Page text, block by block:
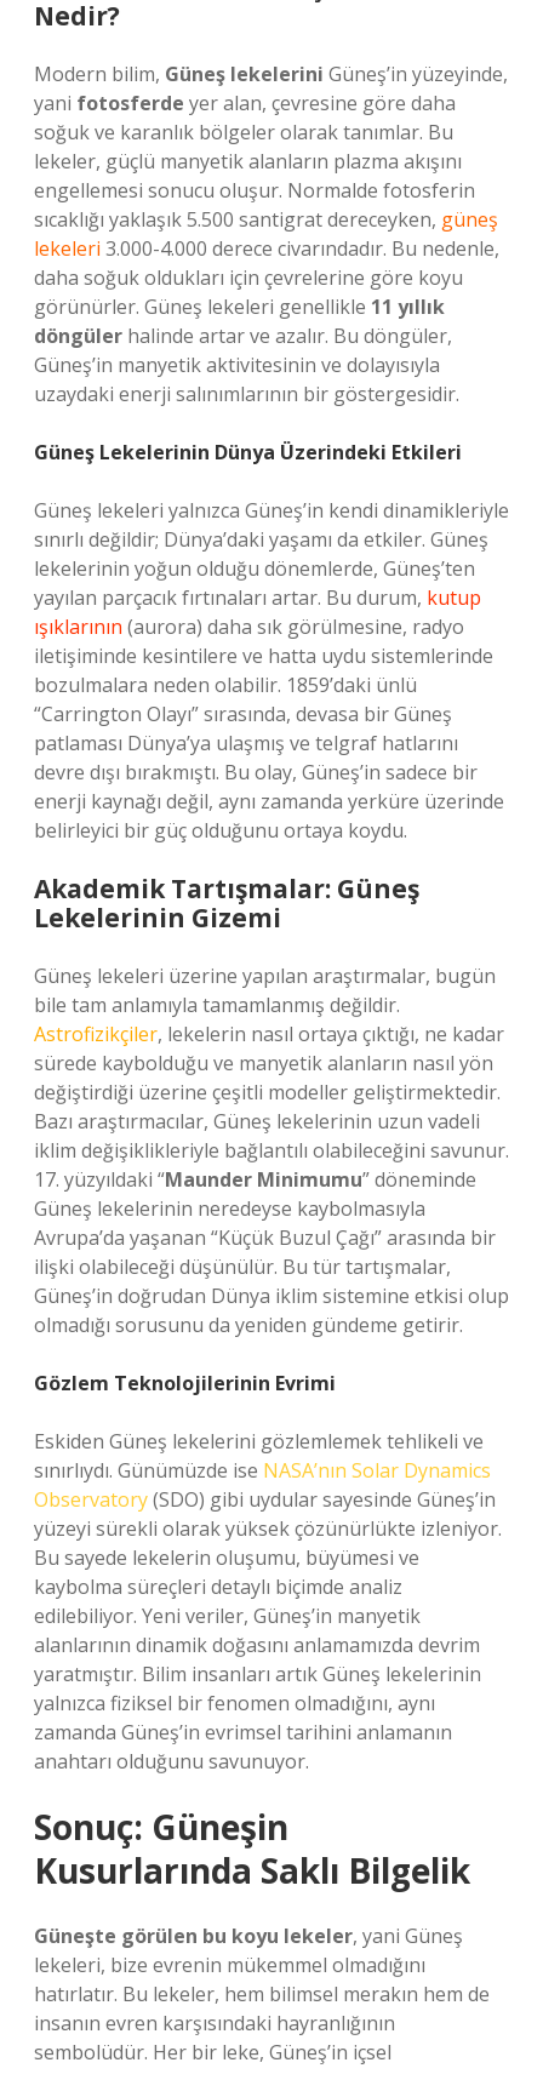
Nedir?
Modern bilim, Güneş lekelerini Güneş’in yüzeyinde,
yani fotosferde yer alan, çevresine göre daha
soğuk ve karanlık bölgeler olarak tanımlar. Bu
lekeler, güçlü manyetik alanların plazma akışını
engellemesi sonucu oluşur. Normalde fotosferin
sıcaklığı yaklaşık 5.500 santigrat dereceyken, güneş
lekeleri 3.000-4.000 derece civarındadır. Bu nedenle,
daha soğuk oldukları için çevrelerine göre koyu
görünürler. Güneş lekeleri genellikle 11 yıllık
döngüler halinde artar ve azalır. Bu döngüler,
Güneş’in manyetik aktivitesinin ve dolayısıyla
uzaydaki enerji salınımlarının bir göstergesidir.
Güneş Lekelerinin Dünya Üzerindeki Etkileri
Güneş lekeleri yalnızca Güneş’in kendi dinamikleriyle
sınırlı değildir; Dünya’daki yaşamı da etkiler. Güneş
lekelerinin yoğun olduğu dönemlerde, Güneş’ten
yayılan parçacık fırtınaları artar. Bu durum, kutup
ışıklarının (aurora) daha sık görülmesine, radyo
iletişiminde kesintilere ve hatta uydu sistemlerinde
bozulmalara neden olabilir. 1859’daki ünlü
“Carrington Olayı” sırasında, devasa bir Güneş
patlaması Dünya’ya ulaşmış ve telgraf hatlarını
devre dışı bırakmıştı. Bu olay, Güneş’in sadece bir
enerji kaynağı değil, aynı zamanda yerküre üzerinde
belirleyici bir güç olduğunu ortaya koydu.
Akademik Tartışmalar: Güneş
Lekelerinin Gizemi
Güneş lekeleri üzerine yapılan araştırmalar, bugün
bile tam anlamıyla tamamlanmış değildir.
Astrofizikçiler, lekelerin nasıl ortaya çıktığı, ne kadar
sürede kaybolduğu ve manyetik alanların nasıl yön
değiştirdiği üzerine çeşitli modeller geliştirmektedir.
Bazı araştırmacılar, Güneş lekelerinin uzun vadeli
iklim değişiklikleriyle bağlantılı olabileceğini savunur.
17. yüzyıldaki “Maunder Minimumu” döneminde
Güneş lekelerinin neredeyse kaybolmasıyla
Avrupa’da yaşanan “Küçük Buzul Çağı” arasında bir
ilişki olabileceği düşünülür. Bu tür tartışmalar,
Güneş’in doğrudan Dünya iklim sistemine etkisi olup
olmadığı sorusunu da yeniden gündeme getirir.
Gözlem Teknolojilerinin Evrimi
Eskiden Güneş lekelerini gözlemlemek tehlikeli ve
sınırlıydı. Günümüzde ise NASA’nın Solar Dynamics
Observatory(SDO) gibi uydular sayesinde Güneş’in
yüzeyi sürekli olarak yüksek çözünürlükte izleniyor.
Bu sayede lekelerin oluşumu, büyümesi ve
kaybolma süreçleri detaylı biçimde analiz
edilebiliyor. Yeni veriler, Güneş’in manyetik
alanlarının dinamik doğasını anlamamızda devrim
yaratmıştır. Bilim insanları artık Güneş lekelerinin
yalnızca fiziksel bir fenomen olmadığını, aynı
zamanda Güneş’in evrimsel tarihini anlamanın
anahtarı olduğunu savunuyor.
Sonuç: Güneşin
Kusurlarında Saklı Bilgelik
Güneşte görülen bu koyu lekeler, yani Güneş
lekeleri, bize evrenin mükemmel olmadığını
hatırlatır. Bu lekeler, hem bilimsel merakın hem de
insanın evren karşısındaki hayranlığının
sembolüdür. Her bir leke, Güneş’in içsel